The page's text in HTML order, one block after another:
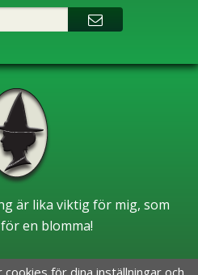
är lika viktig för mig, som
en blomma!
för dina inställningar och